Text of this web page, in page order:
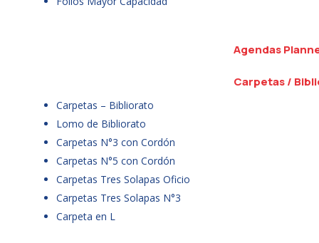
Agendas
Carpetas /
Carpetas – Bibliorato
Lomo de Bibliorato
Carpetas N°3 con Cordón
Carpetas N°5 con Cordón
Carpetas Tres Solapas Oficio
Carpetas Tres Solapas N°3
Carpeta en L